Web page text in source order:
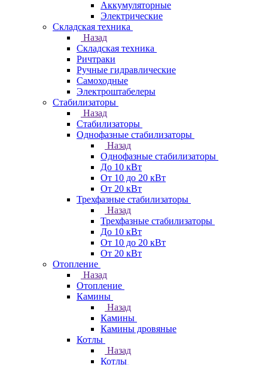
Аккумуляторные
Электрические
Складская техника
Назад
Складская техника
Ричтраки
Ручные гидравлические
Самоходные
Электроштабелеры
Стабилизаторы
Назад
Стабилизаторы
Однофазные стабилизаторы
Назад
Однофазные стабилизаторы
До 10 кВт
От 10 до 20 кВт
От 20 кВт
Трехфазные стабилизаторы
Назад
Трехфазные стабилизаторы
До 10 кВт
От 10 до 20 кВт
От 20 кВт
Отопление
Назад
Отопление
Камины
Назад
Камины
Камины дровяные
Котлы
Назад
Котлы